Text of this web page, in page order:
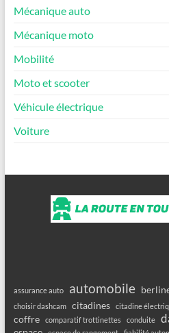
Mécanique auto
Mécanique moto
Mobilité
Moto et scooter
Véhicule électrique
Voiture
assurance auto automobile
choisir dashcam
citadines citadine
coffre comparatif trottinettes conduite